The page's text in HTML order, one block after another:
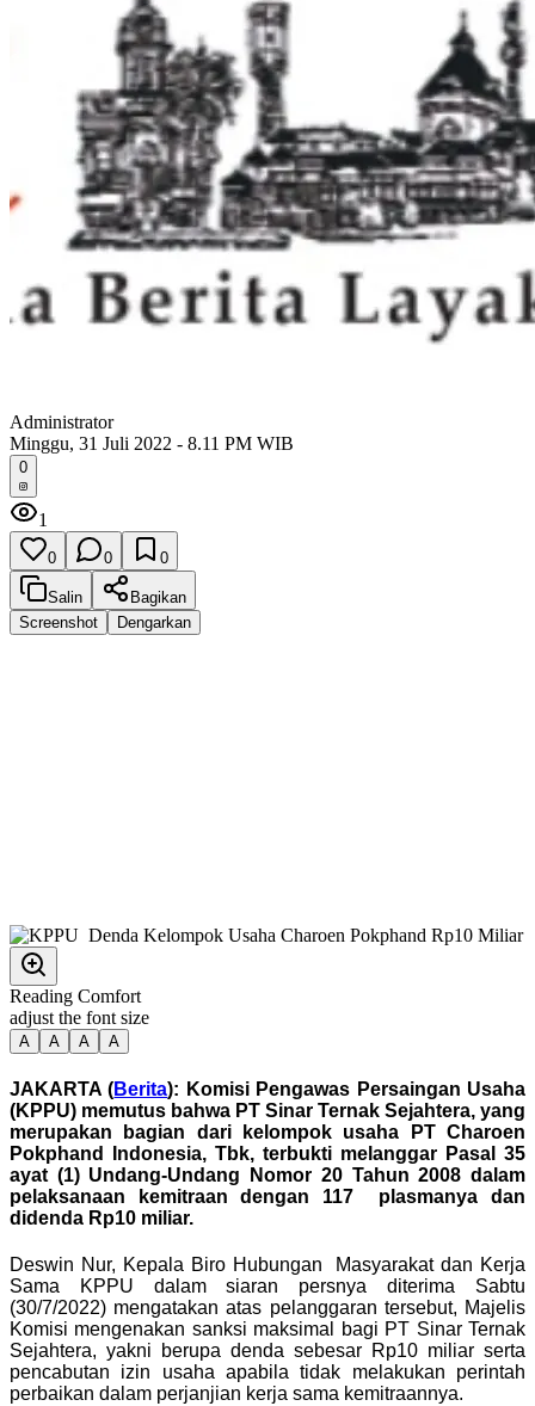
Administrator
Minggu, 31 Juli 2022 - 8.11 PM WIB
0
1
0 0 0
Salin
Bagikan
Screenshot
Dengarkan
Reading Comfort
adjust the font size
A A A A
JAKARTA (Berita): Komisi Pengawas Persaingan Usaha
(KPPU) memutus bahwa PT Sinar Ternak Sejahtera, yang
merupakan bagian dari kelompok usaha PT Charoen
Pokphand Indonesia, Tbk, terbukti melanggar Pasal 35
ayat (1) Undang-Undang Nomor 20 Tahun 2008 dalam
pelaksanaan kemitraan dengan 117 plasmanya dan
didenda Rp10 miliar.
Deswin Nur, Kepala Biro Hubungan Masyarakat dan Kerja
Sama KPPU dalam siaran persnya diterima Sabtu
(30/7/2022) mengatakan atas pelanggaran tersebut, Majelis
Komisi mengenakan sanksi maksimal bagi PT Sinar Ternak
Sejahtera, yakni berupa denda sebesar Rp10 miliar serta
pencabutan izin usaha apabila tidak melakukan perintah
perbaikan dalam perjanjian kerja sama kemitraannya.